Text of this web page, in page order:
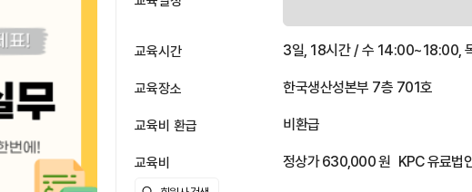
교육시간 3일, 18시간 / 수 14:00~18:00,
교육장소 한국생산성본부 7층 701호
교육비 환급 비환급
교육비 정상가 630,000 원 KPC 유료법